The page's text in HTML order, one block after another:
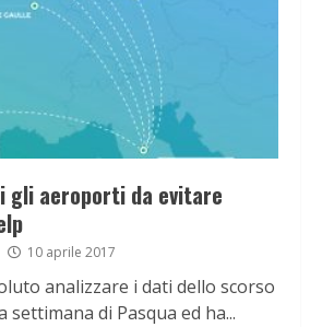
gli aeroporti da evitare
10 aprile 2017
analizzare i dati dello scorso
di Pasqua ed ha...